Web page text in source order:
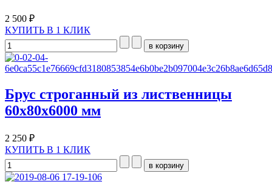
2 500 ₽
КУПИТЬ В 1 КЛИК
Брус строганный из лиственницы
60х80х6000 мм
2 250 ₽
КУПИТЬ В 1 КЛИК